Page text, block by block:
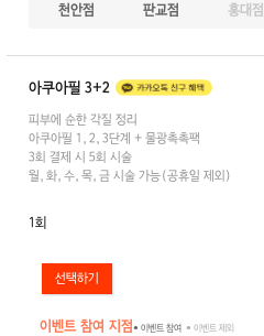
천안점
판교점 홍대점
아쿠아필 3+2
피부에 순한 각질 정리
아쿠아필 1,2,3단계 + 물광촉촉팩
3회 결제 시 5회 시술
월,화,수,목,금 시술 가능(공휴일 제외)
1회
이벤트 참여 지점● 이벤트 참여 ● 이벤트 제외